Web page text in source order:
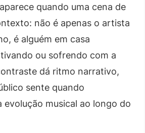
quando uma cena de
não é apenas o artista
é alguém em casa
ou sofrendo com a
dá ritmo narrativo,
sente quando
evolução musical ao longo do